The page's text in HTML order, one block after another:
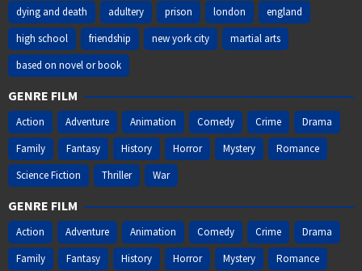
dying and death adultery prison london
england
high school
friendship new york city
martial arts
based on novel or book
GENRE FILM
Action Adventure Animation Comedy Crime
Drama
Family
Fantasy History Horror Mystery
Romance
Science Fiction
Thriller War
GENRE FILM
Action Adventure Animation Comedy Crime
Drama
Family
Fantasy History Horror Mystery Romance